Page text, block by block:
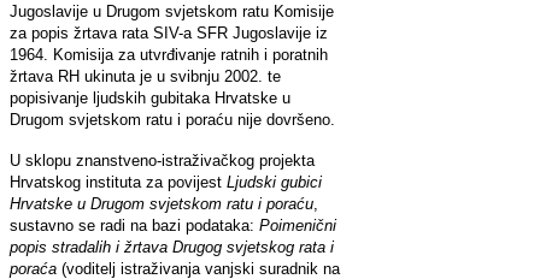
Jugoslavije u Drugom svjetskom ratu Komisije
za popis žrtava rata SIV-a SFR Jugoslavije iz
1964. Komisija za utvrđivanje ratnih i poratnih
žrtava RH ukinuta je u svibnju 2002. te
popisivanje ljudskih gubitaka Hrvatske u
Drugom svjetskom ratu i poraću nije dovršeno.
U sklopu znanstveno-istraživačkog projekta
Hrvatskog instituta za povijest Ljudski gubici
Hrvatske u Drugom svjetskom ratu i poraću
sustavno se radi na bazi podataka: Poimenični
popis stradalih i žrtava Drugog svjetskog rata i
poraća (voditelj istraživanja vanjski suradnik na